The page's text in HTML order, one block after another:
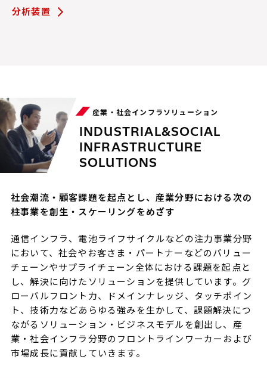
分析装置
産業・社会インフラソリューション
INDUSTRIAL&SOCIAL
INFRASTRUCTURE
SOLUTIONS
社会潮流・顧客課題を起点とし、産業分野における次の
柱事業を創生・スケーリングをめざす
通信インフラ、電池ライフサイクルなどの注力事業分野
において、社会やお客さま・パートナーなどのバリュー
チェーンやサプライチェーン全体における課題を起点と
し、解決に向けたソリューションを提供しています。グ
ローバルフロント力、ドメインナレッジ、タッチポイン
ト、技術力などあらゆる強みを生かして、課題解決につ
ながるソリューション・ビジネスモデルを創出し、産
業・社会インフラ分野のフロントラインワーカーおよび
市場成長に貢献していきます。